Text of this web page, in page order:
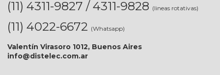
(11) 4311-9827 / 4311-9828 (lineas rotativas)
(11) 4022-6672 (Whatsapp)
Valentín Virasoro 1012, Buenos Aires
info@distelec.com.ar